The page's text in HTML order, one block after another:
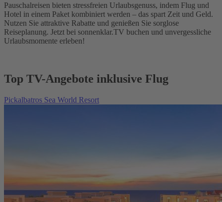
Pauschalreisen bieten stressfreien Urlaubsgenuss, indem Flug und
Hotel in einem Paket kombiniert werden – das spart Zeit und Geld.
Nutzen Sie attraktive Rabatte und genießen Sie sorglose
Reiseplanung. Jetzt bei sonnenklar.TV buchen und unvergessliche
Urlaubsmomente erleben!
Top TV-Angebote inklusive Flug
Pickalbatros Sea World Resort